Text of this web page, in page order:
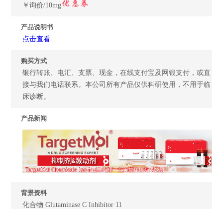
￥询价/10mg
产品说明书
点击查看
购买方式
银行转账、电汇、支票、现金，在线支付宝及网银支付，或直
接与我们电话联系。本公司所有产品仅供科研使用，不用于临
床诊断。
产品新闻
背景资料
化合物 Glutaminase C Inhibitor 11